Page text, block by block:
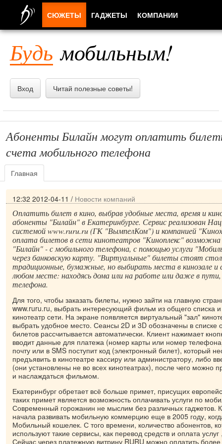
Будь мобильным!
Вход Читай полезные советы!
Абоненты Билайн могут оплатить
счета мобильного телефона
Главная
12:32 2012-04-11 / Новости компаний
Оплатить билет в кино, выбрав удобные места, время и
абоненты "Билайн" в Екатеринбурге. Сервис реализован
системой www.ruru.ru (ГК "ВымпелКом") и компанией
оплата билетов в сети кинотеатров "Киноплекс" возможна
"Билайн" - с мобильного телефона, с помощью услуги
через банковскую карту. "Виртуальные" билеты стоят
традиционные, бумажные, но выбирать места в кинозале
любом месте: находясь дома или на работе или даже в пути,
телефона.
Для того, чтобы заказать билеты, нужно зайти на главную
www.ruru.ru, выбрать интересующий фильм из общего списка
кинотеатр сети. На экране появляется виртуальный "зал"
выбрать удобное место. Сеансы 2D и 3D обозначены в списке
билетов рассчитывается автоматически. Клиент нажимает
вводит данные для платежа (номер карты или номер
почту или в SMS поступит код (электронный билет), который
предъявить в кинотеатре кассиру или администратору, либо
(они установлены не во всех кинотеатрах), после чего можно
и наслаждаться фильмом.
Екатеринбург обретает всё больше примет, присущих
таких примет является возможность оплачивать услуги по
Современный горожанин не мыслим без различных гаджетов.
начала развивать мобильную коммерцию еще в 2005 году,
Мобильный кошелек. С того времени, количество абонентов,
используют такие сервисы, как перевод средств и оплата
Сейчас через платежную витрину RURU можно оплатить
СЮЖЕТЫ ГАДЖЕТЫ КОМПАНИИ
ПРИЛОЖЕНИЯ